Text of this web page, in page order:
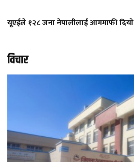
यूएईले १२८ जना नेपालीलाई आममाफी दियाे
विचार